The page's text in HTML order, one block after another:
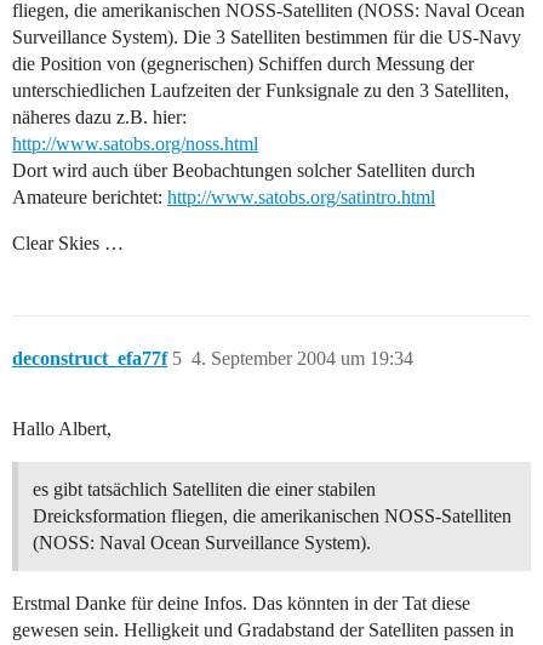
fliegen, die amerikanischen NOSS-Satelliten (NOSS: Naval Ocean
Surveillance System). Die 3 Satelliten bestimmen für die US-Navy
die Position von (gegnerischen) Schiffen durch Messung der
unterschiedlichen Laufzeiten der Funksignale zu den 3 Satelliten,
näheres dazu z.B. hier:
http://www.satobs.org/noss.html
Dort wird auch über Beobachtungen solcher Satelliten durch
Amateure berichtet: http://www.satobs.org/satintro.html
Clear Skies …
deconstruct_efa77f 4. September 2004 um 19:34
5
Hallo Albert,
es gibt tatsächlich Satelliten die einer stabilen
Dreicksformation fliegen, die amerikanischen NOSS-Satelliten
(NOSS: Naval Ocean Surveillance System).
Erstmal Danke für deine Infos. Das könnten in der Tat diese
gewesen sein. Helligkeit und Gradabstand der Satelliten passen in